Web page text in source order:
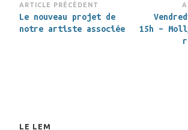
Navigation
d’article
ARTICLE PRÉCÉDENT
Le nouveau projet de
notre artiste associée
15h –
LE LEM